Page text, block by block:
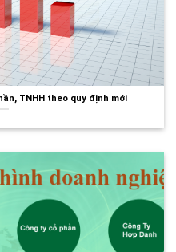
TNHH theo quy định mới